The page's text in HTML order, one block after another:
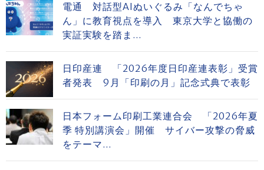
電通 対話型AIぬいぐるみ「なんでちゃ
ん」に教育視点を導入 東京大学と協働の
実証実験を踏ま...
日印産連 「2026年度日印産連表彰」受賞
者発表 9月「印刷の月」記念式典で表彰
日本フォーム印刷工業連合会 「2026年夏
季 特別講演会」開催 サイバー攻撃の脅威
をテーマ...